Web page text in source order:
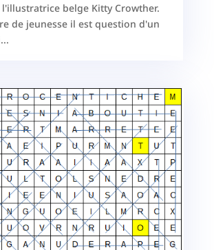
belge Kitty Crowther.
de jeunesse il est question d'un